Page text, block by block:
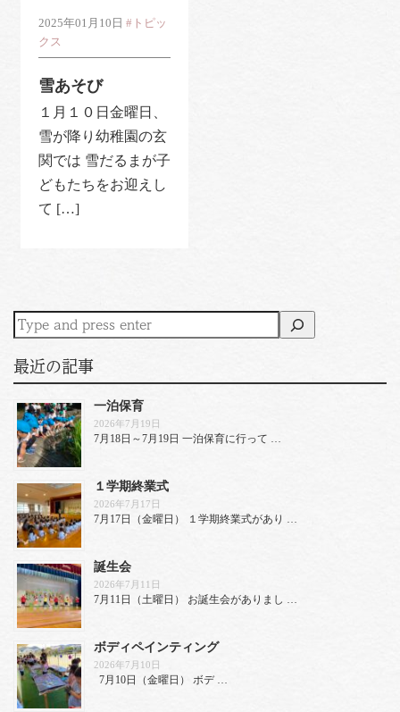
2025年01月10日 #トピッ
クス
雪あそび
１月１０日金曜日、
雪が降り幼稚園の玄
関では 雪だるまが子
どもたちをお迎えし
て […]
最近の記事
一泊保育
2026年7月19日
7月18日～7月19日 一泊保育に行って …
１学期終業式
2026年7月17日
7月17日（金曜日） １学期終業式があり …
誕生会
2026年7月11日
7月11日（土曜日） お誕生会がありまし …
ボディペインティング
2026年7月10日
7月10日（金曜日） ボデ …